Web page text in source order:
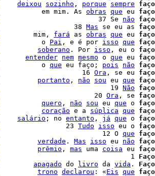
deixou sozinho , porque sempre
faço
|          em mim. As obras que eu faço
|                        37 Se não
faço
|                  38 Mas se eu as faço
|        mim, fará as obras que eu faço
|          o Pai , e é por isso que
faço
soberano . Por isso , eu o faço
entender nem mesmo o que eu faço
|          o que eu faço; pois não
faço
|                    16 Ora , se eu faço
portanto , não sou eu que
faço
|                           19 Não
faço
|                       20 Ora , se faço
quero , não sou eu que o faço
coração e a súplica que
faço
salário ; no entanto , já que o faço
|                23 Tudo isso eu o faço
|                         12 O que
faço
verdade . Mas isso eu não
faço
prêmio , mas uma coisa eu faço
|                                1 Faço
apagado do livro da vida . Faço
trono declarou : «Eis que faço